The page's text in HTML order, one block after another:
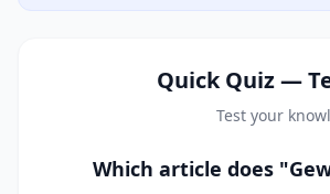
Quick Quiz —
Test your
Which article does